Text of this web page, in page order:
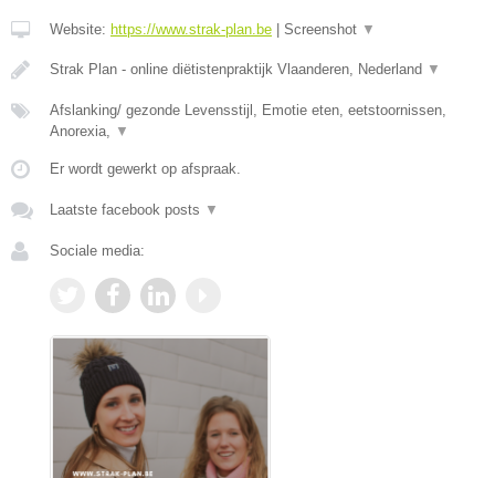
Website: https://www.strak-plan.be Screenshot ▼
Strak Plan - online diëtistenpraktijk Vlaanderen, Nederland ▼
Afslanking/ gezonde Levensstijl, Emotie eten, eetstoornissen,
Anorexia, ▼
Er wordt gewerkt op afspraak.
Laatste facebook posts ▼
Sociale media: